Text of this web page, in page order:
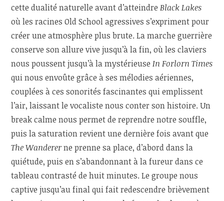
cette dualité naturelle avant d’atteindreBlack Lakes
où les racines Old School agressives s’expriment pour
créer une atmosphère plus brute. La marche guerrière
conserve son allure vive jusqu’à la fin, où les claviers
nous poussent jusqu’à la mystérieuseIn Forlorn Times
qui nous envoûte grâce à ses mélodies aériennes,
couplées à ces sonorités fascinantes qui emplissent
l’air, laissant le vocaliste nous conter son histoire. Un
break calme nous permet de reprendre notre souffle,
puis la saturation revient une dernière fois avant que
The Wandererne prenne sa place, d’abord dans la
quiétude, puis en s’abandonnant à la fureur dans ce
tableau contrasté de huit minutes. Le groupe nous
captive jusqu’au final qui fait redescendre brièvement